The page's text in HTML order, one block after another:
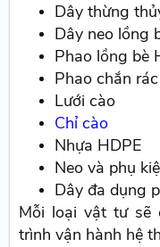
Dây thừng
Dây neo lồng
Phao lồng bè
Phao chắn rác
Lưới cào
Chỉ cào
Nhựa HDPE
Neo và phụ
Dây đa dụng
Mỗi loại vật tư sẽ
trình vận hành hệ